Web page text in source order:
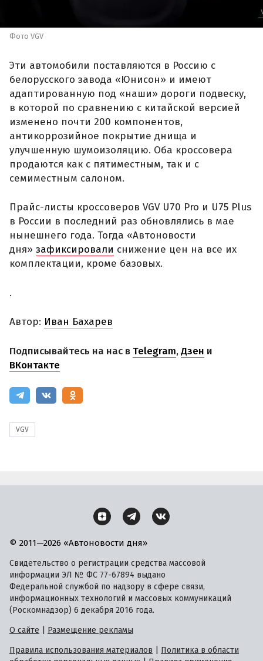
Фото VGV
Эти автомобили поставляются в Россию с
белорусского завода «Юнисон» и имеют
адаптированную под «наши» дороги подвеску,
в которой по сравнению с китайской версией
изменено почти 200 компонентов,
антикоррозийное покрытие днища и
улучшенную шумоизоляцию. Оба кроссовера
продаются как с пятиместным, так и с
семиместным салоном.
Прайс-листы кроссоверов VGV U70 Pro и U75 Plus
в России в последний раз обновлялись в мае
нынешнего года. Тогда «Автоновости
дня» зафиксировали снижение цен на все их
комплектации, кроме базовых.
.
Автор: Иван Бахарев
Подписывайтесь на нас в Telegram,Дзен и
ВКонтакте
VGV
© 2011—2026 «Автоновости дня»
Свидетельство о регистрации средства массовой
информации ЭЛ № ФС 77-67894 выдано
Федеральной службой по надзору в сфере связи,
информационных технологий и массовых коммуникаций
(Роскомнадзор) 6 декабря 2016 года.
О сайте
Размещение рекламы
Правила использования материалов
Политика в области